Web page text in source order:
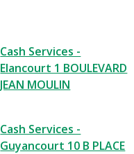
Cash Services -
Elancourt 1 BOULEVARD
JEAN MOULIN
Cash Services -
Guyancourt 10 B PLACE